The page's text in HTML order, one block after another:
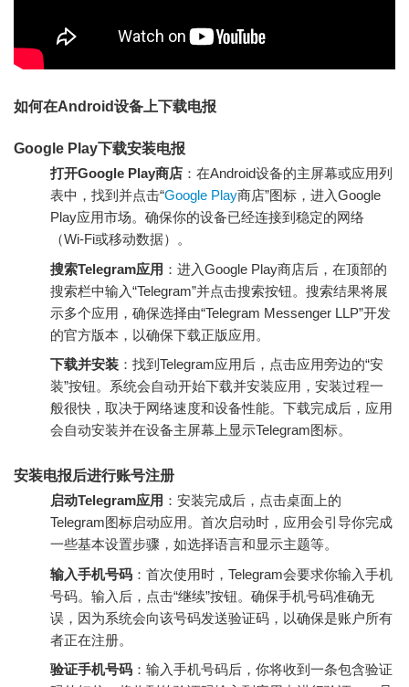
如何在Android设备上下载电报
Google Play下载安装电报
打开Google Play商店 ：在Android设备的主屏幕或应用列
表中，找到并点击“Google Play商店”图标，进入Google
Play应用市场。确保你的设备已经连接到稳定的网络
（Wi-Fi或移动数据）。
搜索Telegram应用 ：进入Google Play商店后，在顶部的
搜索栏中输入“Telegram”并点击搜索按钮。搜索结果将展
示多个应用，确保选择由“Telegram Messenger LLP”开发
的官方版本，以确保下载正版应用。
下载并安装 ：找到Telegram应用后，点击应用旁边的“安
装”按钮。系统会自动开始下载并安装应用，安装过程一
般很快，取决于网络速度和设备性能。下载完成后，应用
会自动安装并在设备主屏幕上显示Telegram图标。
安装电报后进行账号注册
启动Telegram应用 ：安装完成后，点击桌面上的
Telegram图标启动应用。首次启动时，应用会引导你完成
一些基本设置步骤，如选择语言和显示主题等。
输入手机号码 ：首次使用时，Telegram会要求你输入手机
号码。输入后，点击“继续”按钮。确保手机号码准确无
误，因为系统会向该号码发送验证码，以确保是账户所有
者正在注册。
验证手机号码 ：输入手机号码后，你将收到一条包含验证